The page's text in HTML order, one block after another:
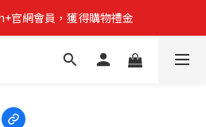
官網會員，獲得購物禮金
官網會員，獲得購物禮金
滿15000折1500滿20000折2500